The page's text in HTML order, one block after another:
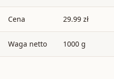
Cena 29.99 zł
Waga netto 1000 g